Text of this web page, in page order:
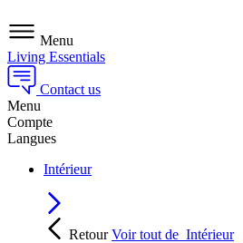
Menu
Living Essentials
Contact us
Menu
Compte
Langues
Intérieur
RetourVoir tout de Intérieur